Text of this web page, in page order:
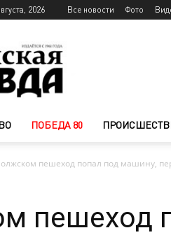
2026 Все новости Фото
ПОБЕДА 80
пешеход попал под машину,
пешеход